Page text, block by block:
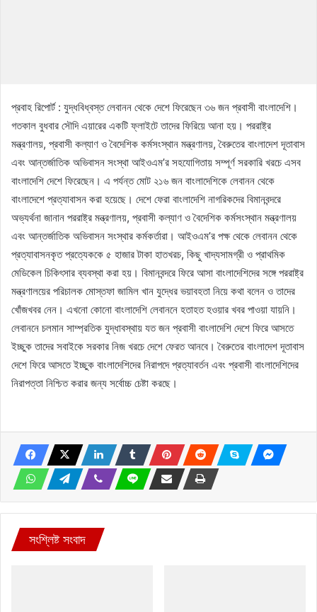
প্রবাহ রিপোর্ট : যুদ্ধবিধ্বস্ত লেবানন থেকে দেশে ফিরেছেন ৩৬ জন প্রবাসী বাংলাদেশি।
গতকাল বুধবার সৌদি এয়ারের একটি ফ্লাইটে তাদের ফিরিয়ে আনা হয়। পররাষ্ট্র
মন্ত্রণালয়, প্রবাসী কল্যাণ ও বৈদেশিক কর্মসংস্থান মন্ত্রণালয়, বৈরুতের বাংলাদেশ দূতাবাস
এবং আন্তর্জাতিক অভিবাসন সংস্থা আইওএম’র সহযোগিতায় সম্পূর্ণ সরকারি খরচে এসব
বাংলাদেশি দেশে ফিরেছেন। এ পর্যন্ত মোট ২১৬ জন বাংলাদেশিকে লেবানন থেকে
বাংলাদেশে প্রত্যাবাসন করা হয়েছে। দেশে ফেরা বাংলাদেশি নাগরিকদের বিমানবন্দরে
অভ্যর্থনা জানান পররাষ্ট্র মন্ত্রণালয়, প্রবাসী কল্যাণ ও বৈদেশিক কর্মসংস্থান মন্ত্রণালয়
এবং আন্তর্জাতিক অভিবাসন সংস্থার কর্মকর্তারা। আইওএম’র পক্ষ থেকে লেবানন থেকে
প্রত্যাবাসনকৃত প্রত্যেককে ৫ হাজার টাকা হাতখরচ, কিছু খাদ্যসামগ্রী ও প্রাথমিক
মেডিকেল চিকিৎসার ব্যবস্থা করা হয়। বিমানবন্দরে ফিরে আসা বাংলাদেশিদের সঙ্গে পররাষ্ট্র
মন্ত্রণালয়ের পরিচালক মোস্তফা জামিল খান যুদ্ধের ভয়াবহতা নিয়ে কথা বলেন ও তাদের
খোঁজখবর নেন। এখনো কোনো বাংলাদেশি লেবাননে হতাহত হওয়ার খবর পাওয়া যায়নি।
লেবাননে চলমান সাম্প্রতিক যুদ্ধাবস্থায় যত জন প্রবাসী বাংলাদেশি দেশে ফিরে আসতে
ইচ্ছুক তাদের সবাইকে সরকার নিজ খরচে দেশে ফেরত আনবে। বৈরুতের বাংলাদেশ দূতাবাস
দেশে ফিরে আসতে ইচ্ছুক বাংলাদেশিদের নিরাপদে প্রত্যাবর্তন এবং প্রবাসী বাংলাদেশিদের
নিরাপত্তা নিশ্চিত করার জন্য সর্বোচ্চ চেষ্টা করছে।
সংশ্লিষ্ট সংবাদ